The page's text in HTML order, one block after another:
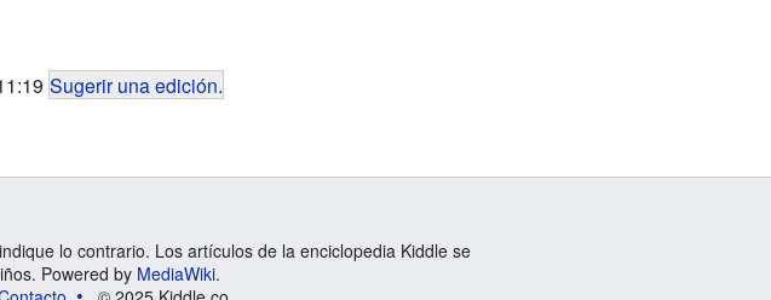
Sugerir una edición.
lo contrario. Los artículos de la enciclopedia Kiddle se
Powered by MediaWiki.